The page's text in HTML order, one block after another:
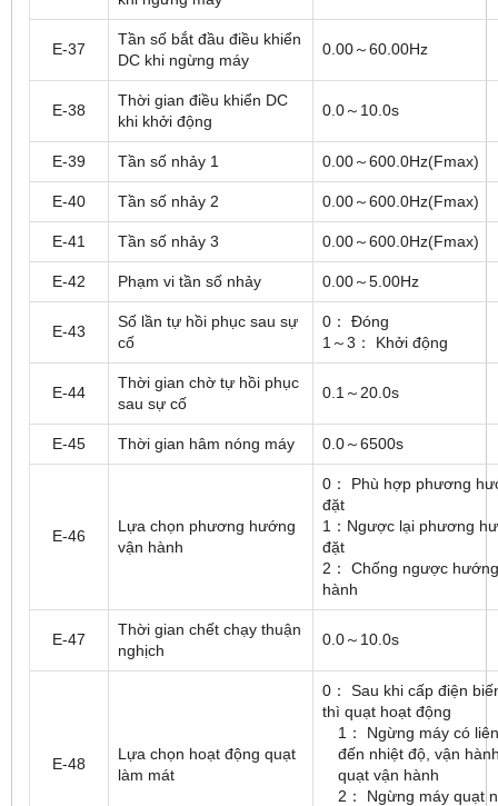
E-37
Tần số bắt đầu điều khiển
DC khi ngừng máy
0.00～60.00Hz
E-38
Thời gian điều khiển DC
khi khởi động
0.0～10.0s
E-39 Tần số nhảy 1 0.00～600.0Hz(Fmax)
E-40 Tần số nhảy 2 0.00～600.0Hz(Fmax)
E-41 Tần số nhảy 3 0.00～600.0Hz(Fmax)
E-42 Phạm vi tần số nhảy 0.00～5.00Hz
E-43
Số lần tự hồi phục sau sự
cố
0： Đóng
1～3： Khởi động
E-44
Thời gian chờ tự hồi phục
sau sự cố
0.1～20.0s
E-45 Thời gian hâm nóng máy 0.0～6500s
E-46
Lựa chọn phương hướng
vận hành
0： Phù hợp phương
đặt
1：Ngược lại phương
đặt
2： Chống ngược
hành
E-47
Thời gian chết chạy thuận
nghịch
0.0～10.0s
E-48
Lựa chọn hoạt động quạt
làm mát
0： Sau khi cấp điện
thì quạt hoạt động
1： Ngừng máy có
đến nhiệt độ, vận
quạt vận hành
2： Ngừng máy quạt